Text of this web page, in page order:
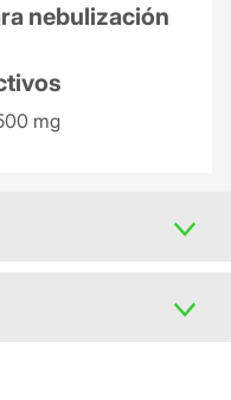
nebulización
mg